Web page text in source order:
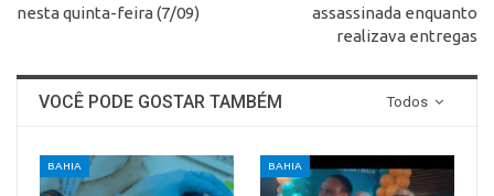
nesta quinta-feira (7/09)
assassinada enquanto
realizava entregas
Todos
VOCÊ PODE GOSTAR TAMBÉM
BAHIA BAHIA